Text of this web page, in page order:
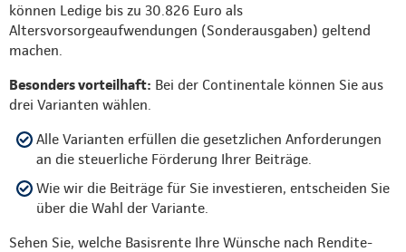
können Ledige bis zu 30.826 Euro als
Altersvorsorgeaufwendungen (Sonderausgaben) geltend
machen.
Besonders vorteilhaft: Bei der Continentale können Sie aus
drei Varianten wählen.
Alle Varianten erfüllen die gesetzlichen Anforderungen
an die steuerliche Förderung Ihrer Beiträge.
Wie wir die Beiträge für Sie investieren, entscheiden Sie
über die Wahl der Variante.
Sehen Sie, welche Basisrente Ihre Wünsche nach Rendite-